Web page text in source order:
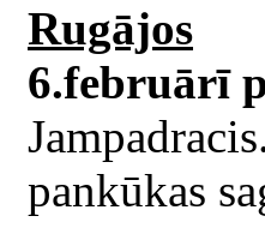
Rugājos
6.februārī
pankūkas